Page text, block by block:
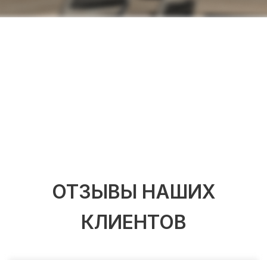
ОТЗЫВЫ НАШИХ
КЛИЕНТОВ